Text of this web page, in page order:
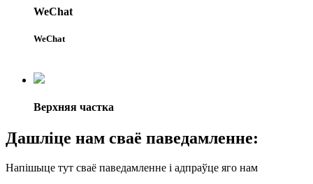
WeChat
WeChat
Верхняя частка
Дашліце нам сваё паведамленне:
Напішыце тут сваё паведамленне і адпраўце яго нам